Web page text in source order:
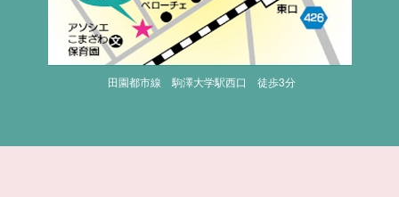
田園都市線 駒澤大学駅西口 徒歩3分